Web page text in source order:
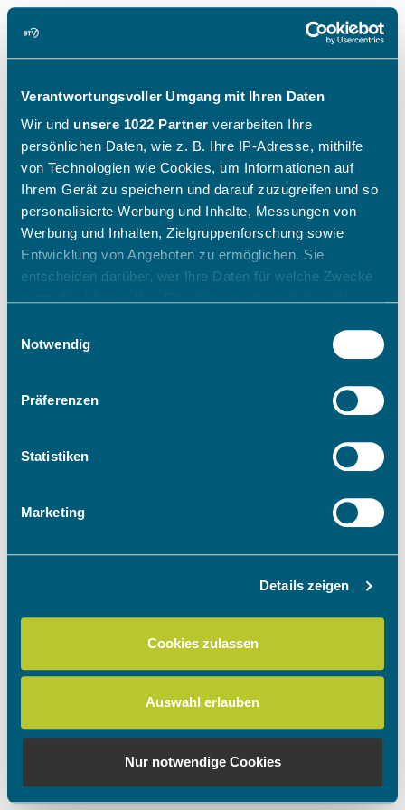
Verantwortungsvoller Umgang mit Ihren Daten
Wir und unsere 1022 Partner verarbeiten Ihre
persönlichen Daten, wie z. B. Ihre IP-Adresse, mithilfe
von Technologien wie Cookies, um Informationen auf
Ihrem Gerät zu speichern und darauf zuzugreifen und so
personalisierte Werbung und Inhalte, Messungen von
Werbung und Inhalten, Zielgruppenforschung sowie
Entwicklung von Angeboten zu ermöglichen. Sie
entscheiden darüber, wer Ihre Daten für welche Zwecke
Trigger Symbol ändern oder widerrufen
Informationen über Ihre geografische Lage
können
bestimmten Merkmalen (Fingerprinting) identifizieren
Erfahren Sie mehr darüber, wie Ihre persönlichen Daten
zu können und die Zugriffe auf unsere Website zu
analysieren. Außerdem geben wir Informationen zu Ihrer
Verwendung unserer Website an unsere Partner für
Partner führen diese Informationen möglicherweise mit
weiteren Daten zusammen, die Sie ihnen bereitgestellt
haben oder die sie im Rahmen Ihrer Nutzung der Dienste
gesammelt haben.
Notwendig
Präferenzen
Statistiken
Marketing
Details zeigen
Cookies zulassen
Auswahl erlauben
Nur notwendige Cookies